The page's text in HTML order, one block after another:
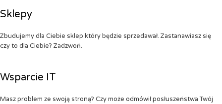
Sklepy
Zbudujemy dla Ciebie sklep który będzie sprzedawał. Zastanawiasz się
czy to dla Ciebie? Zadzwoń.
Wsparcie IT
Masz problem ze swoją stroną? Czy może odmówił posłuszeństwa Twój